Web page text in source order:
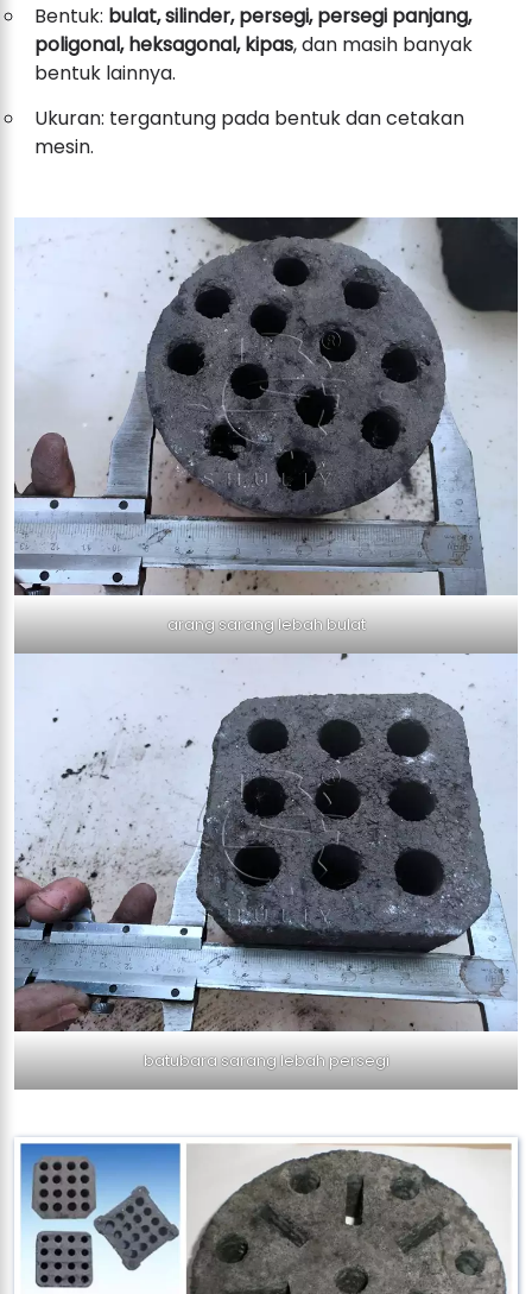
Bentuk: bulat, silinder, persegi, persegi panjang,
poligonal, heksagonal, kipas, dan masih banyak
bentuk lainnya.
Ukuran: tergantung pada bentuk dan cetakan
mesin.
arang sarang lebah bulat
batubara sarang lebah persegi